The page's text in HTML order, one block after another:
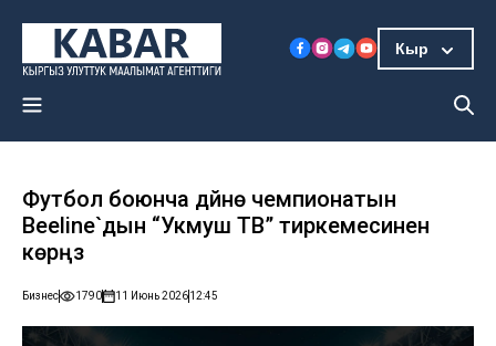
Кыр
Футбол боюнча дүйнө чемпионатын
Beeline`дын “Укмуш ТВ” тиркемесинен
көрүңүз
Бизнес 1790 11 Июнь 202612:45